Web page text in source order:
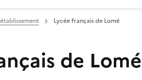
Lycée français de Lomé
de Lomé